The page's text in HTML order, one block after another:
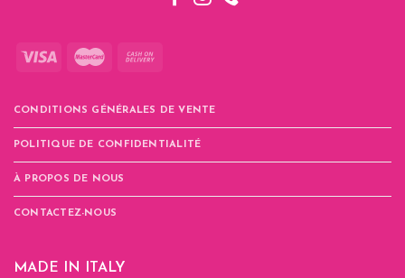
CONDITIONS GÉNÉRALES DE VENTE
POLITIQUE DE CONFIDENTIALITÉ
À PROPOS DE NOUS
CONTACTEZ-NOUS
MADE IN ITALY